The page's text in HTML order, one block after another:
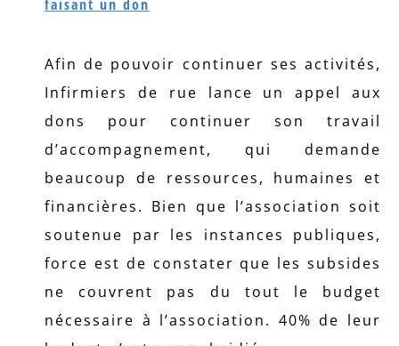
faisant un don
Afin de pouvoir continuer ses activités,
Infirmiers de rue lance un appel aux
dons pour continuer son travail
d’accompagnement, qui demande
beaucoup de ressources, humaines et
financières. Bien que l’association soit
soutenue par les instances publiques,
force est de constater que les subsides
ne couvrent pas du tout le budget
nécessaire à l’association. 40% de leur